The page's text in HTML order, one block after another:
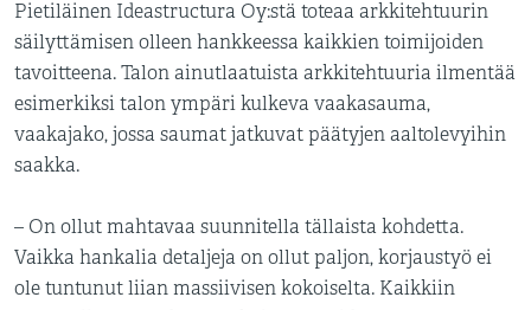
Pietiläinen Ideastructura Oy:stä toteaa arkkitehtuurin
säilyttämisen olleen hankkeessa kaikkien toimijoiden
tavoitteena. Talon ainutlaatuista arkkitehtuuria ilmentää
esimerkiksi talon ympäri kulkeva vaakasauma,
vaakajako, jossa saumat jatkuvat päätyjen aaltolevyihin
saakka.
– On ollut mahtavaa suunnitella tällaista kohdetta.
Vaikka hankalia detaljeja on ollut paljon, korjaustyö ei
ole tuntunut liian massiivisen kokoiselta. Kaikkiin